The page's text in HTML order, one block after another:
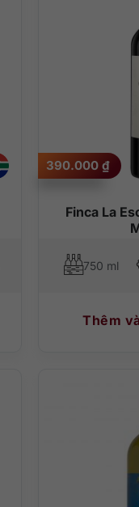
Finca La
390.000 ₫
750 ml
Thêm